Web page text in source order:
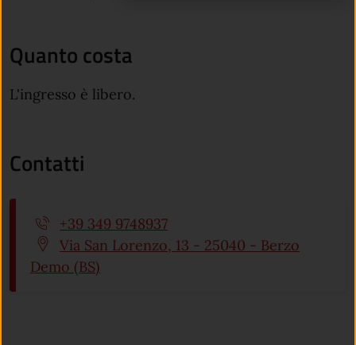
Quanto costa
L'ingresso è libero.
Contatti
Numero di telefono:
+39 349 9748937
Indirizzo:
Via San Lorenzo, 13 - 25040 - Berzo
Demo (BS)